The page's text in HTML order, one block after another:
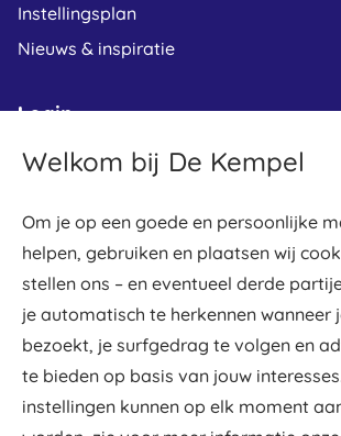
Instellingsplan
Nieuws & inspiratie
Login
Leerplein
Osiris docent
Gradework
De Kempel werkt samen met
Welkom bij De Kempel
Om je op een goede en persoonlijke
helpen, gebruiken en plaatsen wij
stellen ons – en eventueel derde
je automatisch te herkennen wanneer
bezoekt, je surfgedrag te volgen en
te bieden op basis van jouw
instellingen kunnen op elk moment